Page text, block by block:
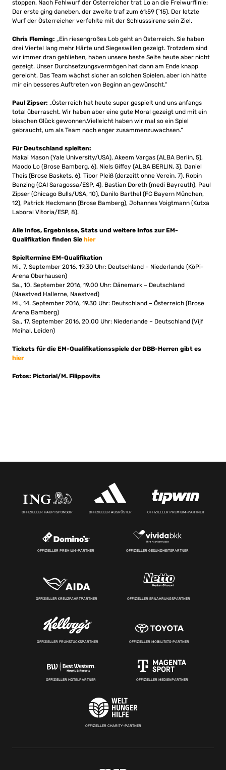
stoppen. Nach Fehlwurf der Österreicher trat Lo an die Freiwurflinie:
Der erste ging daneben, der zweite traf zum 61:59 (´15). Der letzte
Wurf der Österreicher verfehlte mit der Schlusssirene sein Ziel.
Chris Fleming: „Ein riesengroßes Lob geht an Österreich. Sie haben
drei Viertel lang mehr Härte und Siegeswillen gezeigt. Trotzdem sind
wir immer dran geblieben, haben unsere beste Seite heute aber nicht
gezeigt. Unser Durchsetzungsvermögen hat dann am Ende knapp
gereicht. Das Team wächst sicher an solchen Spielen, aber ich hätte
mir ein besseres Auftreten von Beginn an gewünscht.“
Paul Zipser: „Österreich hat heute super gespielt und uns anfangs
total überrascht. Wir haben aber eine gute Moral gezeigt und mit ein
bisschen Glück gewonnen.Vielleicht haben wir mal so ein Spiel
gebraucht, um als Team noch enger zusammenzuwachsen.“
Für Deutschland spielten:
Makai Mason (Yale University/USA), Akeem Vargas (ALBA Berlin, 5),
Maodo Lo (Brose Bamberg, 6), Niels Giffey (ALBA BERLIN, 3), Daniel
Theis (Brose Baskets, 6), Tibor Pleiß (derzeitt ohne Verein, 7), Robin
Benzing (CAI Saragossa/ESP, 4), Bastian Doreth (medi Bayreuth), Paul
Zipser (Chicago Bulls/USA, 10), Danilo Barthel (FC Bayern München,
12), Patrick Heckmann (Brose Bamberg), Johannes Voigtmann (Kutxa
Laboral Vitoria/ESP, 8).
Alle Infos, Ergebnisse, Stats und weitere Infos zur EM-
Qualifikation finden Sie hier
Spieltermine EM-Qualifikation
Mi., 7. September 2016, 19.30 Uhr: Deutschland – Niederlande (KöPi-
Arena Oberhausen)
Sa., 10. September 2016, 19.00 Uhr: Dänemark – Deutschland
(Naestved Hallerne, Naestved)
Mi., 14. September 2016, 19.30 Uhr: Deutschland – Österreich (Brose
Arena Bamberg)
Sa., 17. September 2016, 20.00 Uhr: Niederlande – Deutschland (Vijf
Meihal, Leiden)
Tickets für die EM-Qualifikationsspiele der DBB-Herren gibt es
hier
Fotos: Pictorial/M. Filippovits
OFFIZIELLER HAUPTSPONSOR OFFIZIELLER AUSRÜSTER OFFIZIELLER PREMIUM-PARTNER
OFFIZIELLER PREMIUM-PARTNER OFFIZIELLER GESUNDHEITSPARTNER
OFFIZIELLER KREUZFAHRTPARTNER OFFIZIELLER ERNÄHRUNGSPARTNER
OFFIZIELLER FRÜHSTÜCKSPARTNER OFFIZIELLER MOBILITÄTS-PARTNER
OFFIZIELLER HOTELPARTNER OFFIZIELLER MEDIENPARTNER
OFFIZIELLER CHARITY-PARTNER